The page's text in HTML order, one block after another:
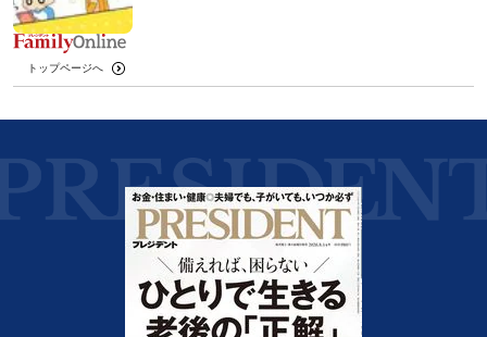
トップページへ